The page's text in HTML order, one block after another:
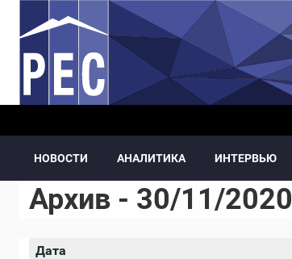
Перейти к основному содержанию
НОВОСТИ АНАЛИТИКА ИНТЕРВЬЮ
Архив - 30/11/2020
Дата